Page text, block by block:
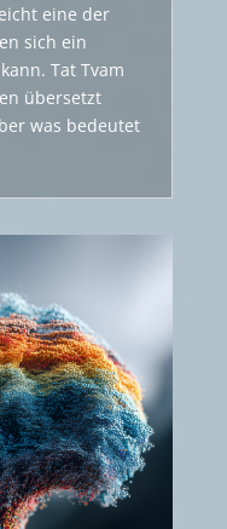
eine der
sich ein
Tat Tvam
übersetzt
was bedeutet